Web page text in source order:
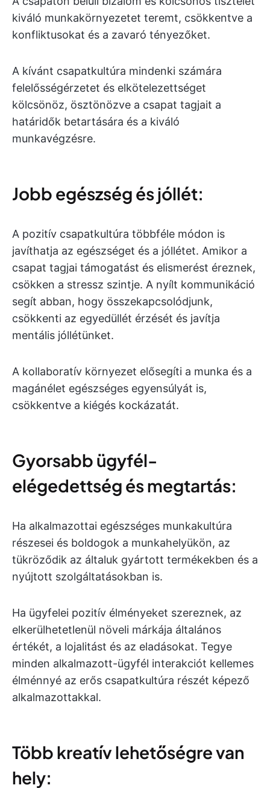
kiváló munkakörnyezetet teremt, csökkentve a
konfliktusokat és a zavaró tényezőket.
A kívánt csapatkultúra mindenki számára
felelősségérzetet és elkötelezettséget
kölcsönöz, ösztönözve a csapat tagjait a
határidők betartására és a kiváló
munkavégzésre.
Jobb egészség és jóllét:
A pozitív csapatkultúra többféle módon is
javíthatja az egészséget és a jóllétet. Amikor a
csapat tagjai támogatást és elismerést éreznek,
csökken a stressz szintje. A nyílt kommunikáció
segít abban, hogy összekapcsolódjunk,
csökkenti az egyedüllét érzését és javítja
mentális jóllétünket.
A kollaboratív környezet elősegíti a munka és a
magánélet egészséges egyensúlyát is,
csökkentve a kiégés kockázatát.
Gyorsabb ügyfél-
elégedettség és megtartás:
Ha alkalmazottai egészséges munkakultúra
részesei és boldogok a munkahelyükön, az
tükröződik az általuk gyártott termékekben és a
nyújtott szolgáltatásokban is.
Ha ügyfelei pozitív élményeket szereznek, az
elkerülhetetlenül növeli márkája általános
értékét, a lojalitást és az eladásokat. Tegye
minden alkalmazott-ügyfél interakciót kellemes
élménnyé az erős csapatkultúra részét képező
alkalmazottakkal.
Több kreatív lehetőségre van
hely: